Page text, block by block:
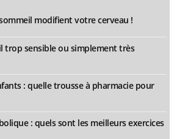
modifient votre cerveau !
trop sensible ou simplement très
: quelle trousse à pharmacie pour
: quels sont les meilleurs exercices